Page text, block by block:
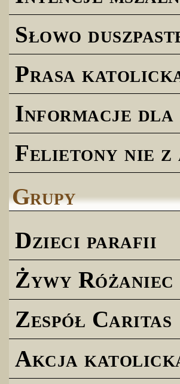
Słowo
Prasa
Informacje dla
Felietony nie z
Grupy
Dzieci parafii
Żywy Różaniec
Zespół Caritas
Akcja